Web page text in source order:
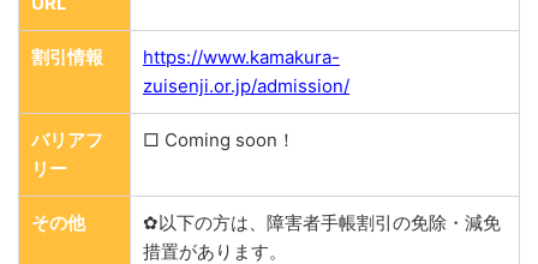
割引情報
https://www.kamakura-
zuisenji.or.jp/admission/
バリアフ
リー
□ Coming soon！
その他
✿以下の方は、障害者手帳割引の免除・減免
措置があります。